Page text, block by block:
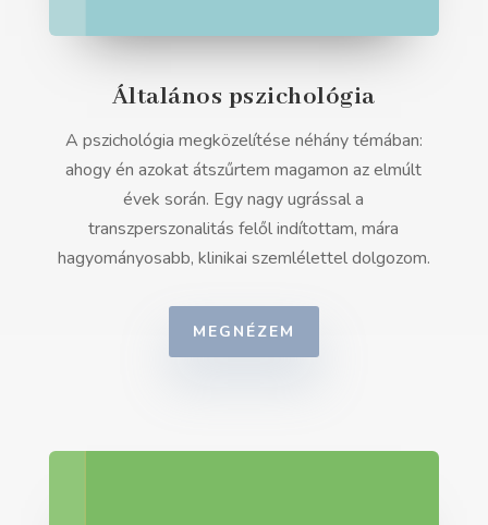
Általános pszichológia
A pszichológia megközelítése néhány témában:
ahogy én azokat átszűrtem magamon az elmúlt
évek során. Egy nagy ugrással a
transzperszonalitás felől indítottam, mára
hagyományosabb, klinikai szemlélettel dolgozom.
MEGNÉZEM